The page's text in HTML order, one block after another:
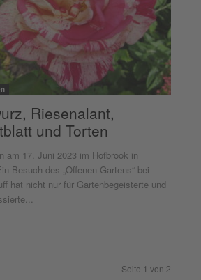
Riesenalant,
und Torten
am 17. Juni 2023 im Hofbrook in
Besuch des „Offenen Gartens“ bei
hat nicht nur für Gartenbegeisterte und
Seite 1 von 2